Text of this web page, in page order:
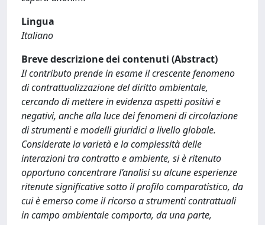
Lingua
Italiano
Breve descrizione dei contenuti (Abstract)
Il contributo prende in esame il crescente fenomeno
di contrattualizzazione del diritto ambientale,
cercando di mettere in evidenza aspetti positivi e
negativi, anche alla luce dei fenomeni di circolazione
di strumenti e modelli giuridici a livello globale.
Considerate la varietà e la complessità delle
interazioni tra contratto e ambiente, si è ritenuto
opportuno concentrare l’analisi su alcune esperienze
ritenute significative sotto il profilo comparatistico, da
cui è emerso come il ricorso a strumenti contrattuali
in campo ambientale comporta, da una parte,